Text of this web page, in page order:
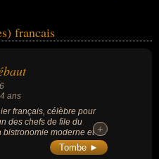
francais
ans
français, célèbre pour
des chefs de file du
bistronomie moderne et de
en France,
du restaurant Septime
+
+
Tombe ►